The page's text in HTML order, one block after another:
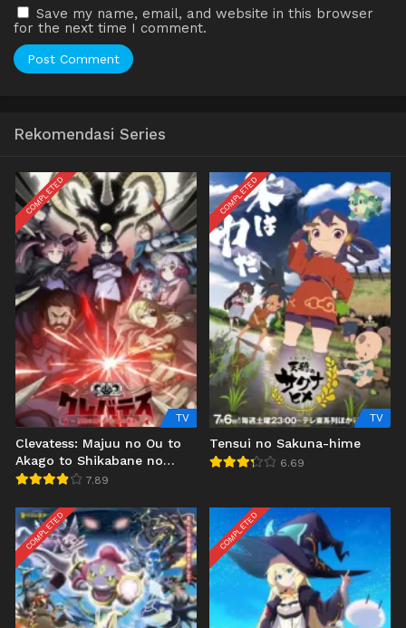
Save my name, email, and website in this browser
for the next time I comment.
Rekomendasi Series
COMPLETED
TV
Clevatess: Majuu no Ou to
Akago to Shikabane no
Yuusha
7.89
COMPLETED
TV
Tensui no Sakuna-hime
6.69
COMPLETED COMPLETED